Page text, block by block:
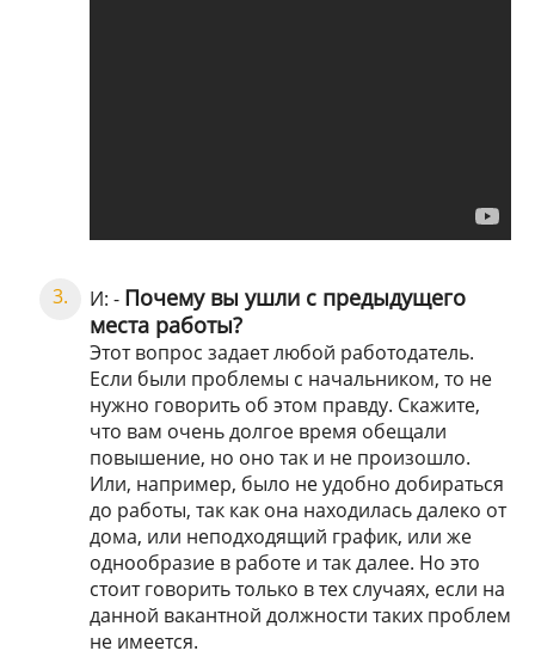
И: - Почему вы ушли с предыдущего
места работы?
Этот вопрос задает любой работодатель.
Если были проблемы с начальником, то не
нужно говорить об этом правду. Скажите,
что вам очень долгое время обещали
повышение, но оно так и не произошло.
Или, например, было не удобно добираться
до работы, так как она находилась далеко от
дома, или неподходящий график, или же
однообразие в работе и так далее. Но это
стоит говорить только в тех случаях, если на
данной вакантной должности таких проблем
не имеется.